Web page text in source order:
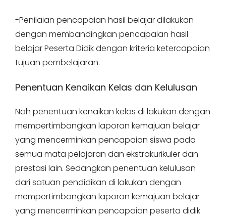
-Penilaian pencapaian hasil belajar dilakukan
dengan membandingkan pencapaian hasil
belajar Peserta Didik dengan kriteria ketercapaian
tujuan pembelajaran.
Penentuan Kenaikan Kelas dan Kelulusan
Nah penentuan kenaikan kelas di lakukan dengan
mempertimbangkan laporan kemajuan belajar
yang mencerminkan pencapaian siswa pada
semua mata pelajaran dan ekstrakurikuler dan
prestasi lain. Sedangkan penentuan kelulusan
dari satuan pendidikan di lakukan dengan
mempertimbangkan laporan kemajuan belajar
yang mencerminkan pencapaian peserta didik